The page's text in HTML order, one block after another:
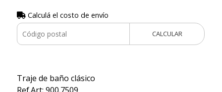
Calculá el costo de envío
CALCULAR
Traje de baño clásico